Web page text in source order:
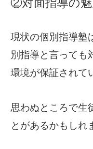
②対面指導の
現状の個別指導塾
別指導と言っても
環境が保証されて
思わぬところで生
とがあるかもしれ